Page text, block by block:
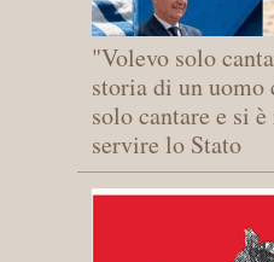
"Volevo solo
storia di un uomo
solo cantare e si
servire lo Stato